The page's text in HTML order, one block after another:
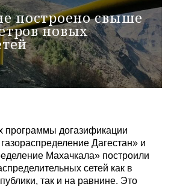
построено свыше
новых
программы догазификации
Дагестан» и
Махачкала» построили
сетей как в
так и на равнине. Это